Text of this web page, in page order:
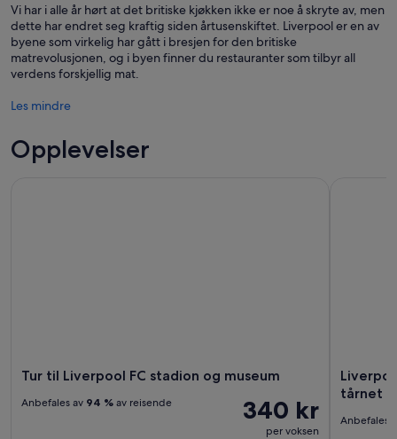
Vi har i alle år hørt at det britiske kjøkken ikke er noe å skryte av, men
dette har endret seg kraftig siden årtusenskiftet. Liverpool er en av
byene som virkelig har gått i bresjen for den britiske
matrevolusjonen, og i byen finner du restauranter som tilbyr all
verdens forskjellig mat.
Les mindre
Opplevelser
Tur til Liverpool FC stadion og museum
340 kr
per voksen
Anbefales av 94 % av reisende
tårnet
Anbefales